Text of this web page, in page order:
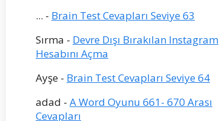
... - Brain Test Cevapları Seviye 63
Sırma - Devre Dışı Bırakılan Instagram
Hesabını Açma
Ayşe - Brain Test Cevapları Seviye 64
adad - A Word Oyunu 661- 670 Arası
Cevapları